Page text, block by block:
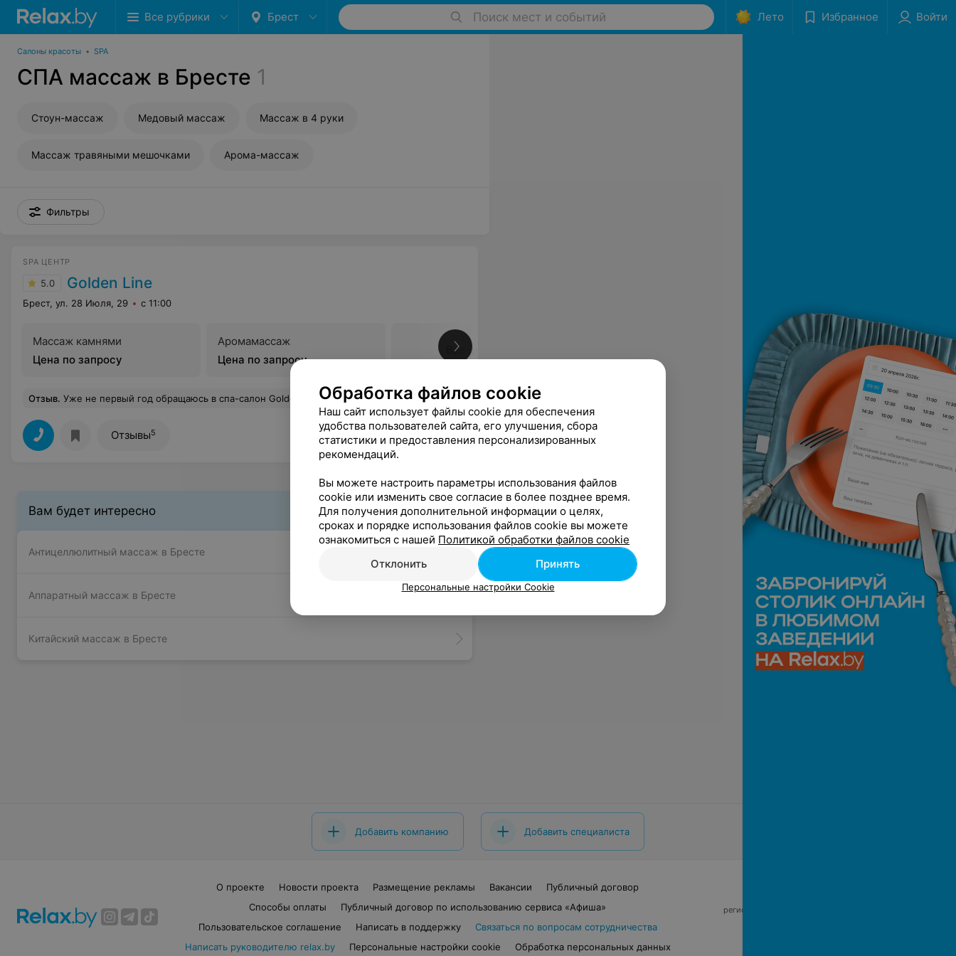
Все рубрики Брест Поиск мест и событий Лето Избранное Войти
Салоны красоты • SPA
СПА массаж в Бресте 1
Стоун-массаж Медовый массаж Массаж в 4 руки
Массаж травяными мешочками Арома-массаж
Фильтры
SPA ЦЕНТР
5.0 Golden Line
Брест, ул. 28 Июля, 29 с 11:00
Массаж камнями
Цена по запросу
Аромамассаж
Цена по запросу
Все цены
Отзыв. Уже не первый год обращаюсь в спа-салон Golden line и каждый раз ухожу с прекрасным самочувствием и настроением. По праву лучший салон в Бресте! Тут работают не только профессионалы высоко уровня (лучший массажист Виталий), но приятнейшие девушки-администраторы. Всегда очень вежливые, внимательные, отзывчивые. Сам массаж просто великолепен - если есть зажимы спины, шеи, головы - после него вы почувствуете себя новым человеком, а после курса забудете о боли. Также отдельно отмечу процедуру: кедровая бочка и массаж после - это целый ритуал любви к себе и своему телу. После антицеллюлитного массажа заметно подтягивается кожа, уходят отеки и сглаживается кожа. Я в восторге! Спасибо за сервис, разнообразие процедур и отдельное спасибо за подарочные сертификаты (не нужно ломать голову что подарить, чтобы точно понравилось). Еще
Отзывы5
Вам будет интересно
Антицеллюлитный массаж в Бресте
Аппаратный массаж в Бресте
Китайский массаж в Бресте
Добавить компанию Добавить специалиста
О проекте Новости проекта Размещение рекламы Вакансии
Публичный договор
Способы оплаты
Публичный договор по использованию сервиса «Афиша»
Пользовательское соглашение
Написать в поддержку
Связаться по вопросам сотрудничества
Написать руководителю relax.by
Персональные настройки cookie Обработка персональных данных
регистрирующий орган - Минский горисполком
Обработка файлов cookie
Наш сайт использует файлы cookie для обеспечения
удобства пользователей сайта, его улучшения, сбора
статистики и предоставления персонализированных
рекомендаций.
Вы можете настроить параметры использования файлов
cookie или изменить свое согласие в более позднее время.
Для получения дополнительной информации о целях,
сроках и порядке использования файлов cookie вы можете
ознакомиться с нашей Политикой обработки файлов cookie
Отклонить
Принять
Персональные настройки Cookie